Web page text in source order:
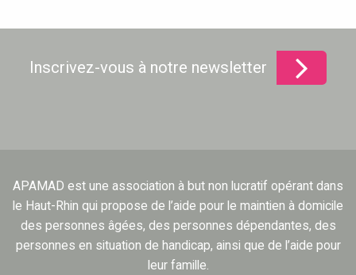
Inscrivez-vous à notre newsletter
APAMAD est une association à but non lucratif opérant dans
le Haut-Rhin qui propose de l’aide pour le maintien à domicile
des personnes âgées, des personnes dépendantes, des
personnes en situation de handicap, ainsi que de l’aide pour
leur famille.